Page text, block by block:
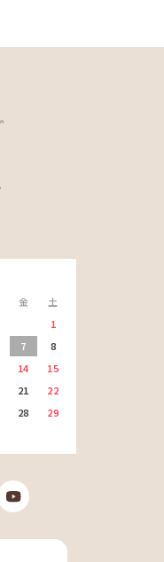
金
土
1
7
8
14
15
21
22
28
29